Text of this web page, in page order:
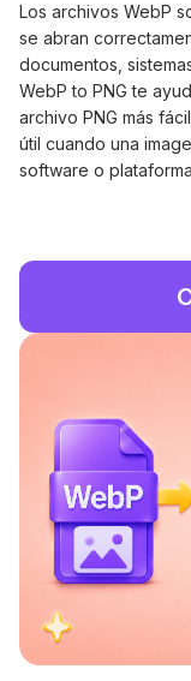
Los archivos WebP
se abran
documentos,
WebP to PNG te
archivo PNG más
útil cuando una
software o